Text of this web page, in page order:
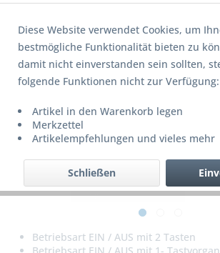
Betriebsart EIN / AUS mit 2 Tasten
Diese Website verwendet Cookies, um
bestmögliche Funktionalität bieten zu
damit nicht einverstanden sein sollten,
folgende Funktionen nicht zur Verfügung:
Artikel in den Warenkorb legen
Merkzettel
Artikelempfehlungen und vieles mehr
Schließen